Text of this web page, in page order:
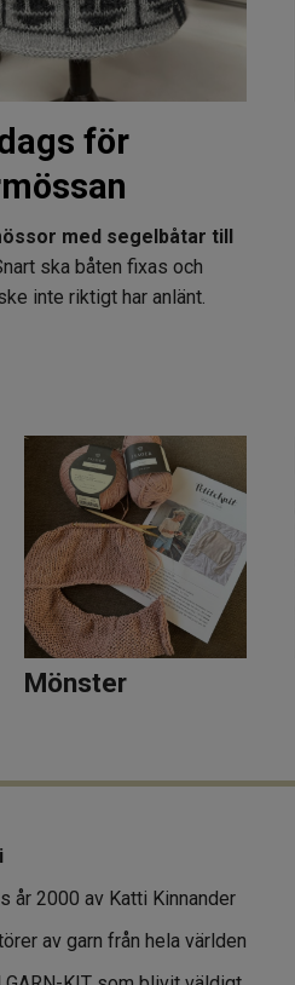
för
med segelbåtar till
ska båten fixas och
inte riktigt har anlänt.
Mönster
år 2000 av Katti Kinnander
av garn från hela världen